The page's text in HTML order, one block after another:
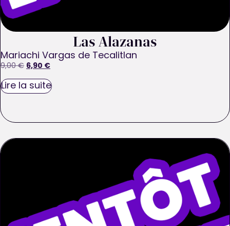
Las Alazanas
Mariachi Vargas de Tecalitlan
9,00€6,90€
Lire la suite